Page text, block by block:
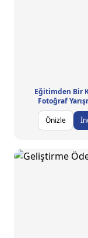
Eğitimden Bir
Fotoğraf
Önizle